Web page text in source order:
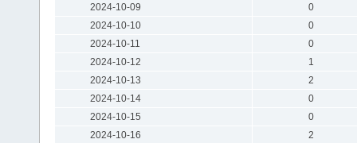
2024-10-09
0
2024-10-10
0
2024-10-11
0
2024-10-12
1
2024-10-13
2
2024-10-14
0
2024-10-15
0
2024-10-16
2